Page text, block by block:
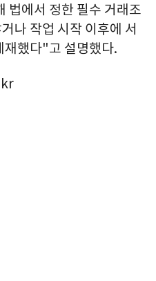
법에서 정한 필수 거래조
나 작업 시작 이후에 서
재했다"고 설명했다.